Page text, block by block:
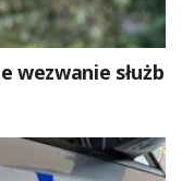
wezwanie służb